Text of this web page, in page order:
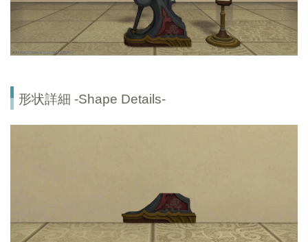
形状詳細 -Shape Details-